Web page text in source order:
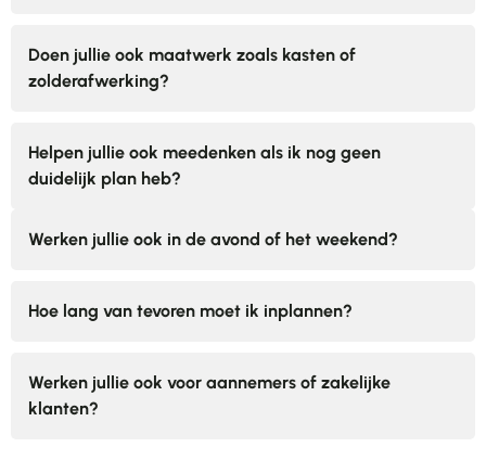
Doen jullie ook maatwerk zoals kasten of
zolderafwerking?
Helpen jullie ook meedenken als ik nog geen
duidelijk plan heb?
Werken jullie ook in de avond of het weekend?
Hoe lang van tevoren moet ik inplannen?
Werken jullie ook voor aannemers of zakelijke
klanten?